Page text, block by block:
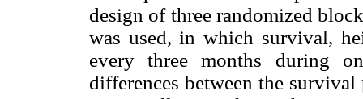
design of three randomized
was used, in which survival,
every three months during
differences between the